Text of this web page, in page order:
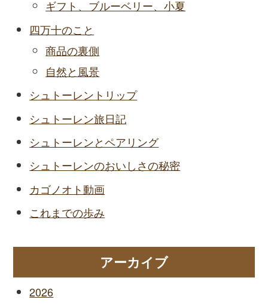
ギフト、ブルーベリー、小夏
四万十のこと
商品の裏側
自然と風景
シュトーレントリップ
シュトーレン旅日記
シュトーレンとペアリング
シュトーレンのおいしさの秘密
カゴノオト動画
これまでの歩み
アーカイブ
2026